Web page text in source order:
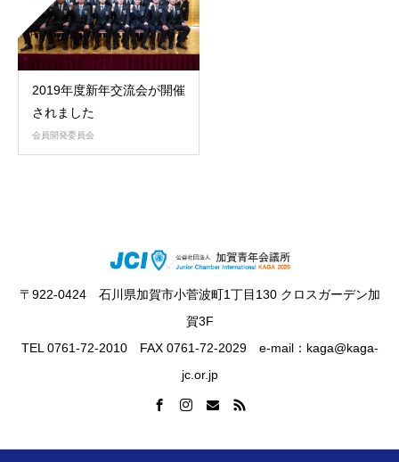
2019年度新年交流会が開催
されました
会員開発委員会
〒922-0424 石川県加賀市小菅波町1丁目130 クロスガーデン加
賀3F
TEL 0761-72-2010 FAX 0761-72-2029 e-mail：kaga@kaga-
jc.or.jp